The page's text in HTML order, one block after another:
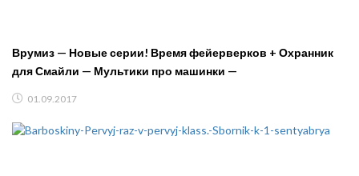
Врумиз — Новые серии! Время фейерверков + Охранник
для Смайли — Мультики про машинки —
01.09.2017